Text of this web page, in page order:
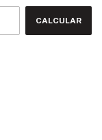
CALCULAR